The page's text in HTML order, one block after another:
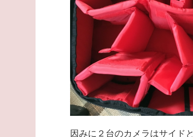
因みに２台のカメラはサイドと